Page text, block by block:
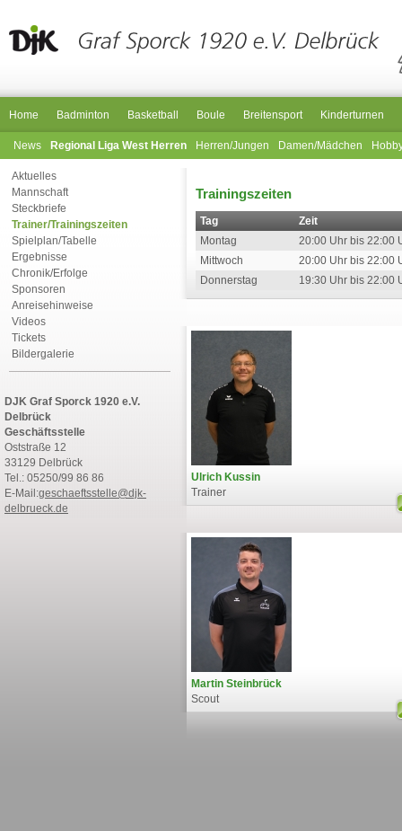
Home Badminton Basketball Boule Breitensport Kinderturnen
News Regional Liga West Herren Herren/Jungen Damen/Mädchen
Aktuelles
Mannschaft
Steckbriefe
Trainer/Trainingszeiten
Spielplan/Tabelle
Ergebnisse
Chronik/Erfolge
Sponsoren
Anreisehinweise
Videos
Tickets
Bildergalerie
DJK Graf Sporck 1920 e.V.
Delbrück
Geschäftsstelle
Oststraße 12
33129 Delbrück
Tel.: 05250/99 86 86
E-Mail:geschaeftsstelle@djk-
delbrueck.de
Trainingszeiten
Tag
Zeit
Montag
20:00 Uhr bis 22:00
Mittwoch
20:00 Uhr bis 22:00
Donnerstag
19:30 Uhr bis 22:00
Ulrich Kussin
Trainer
Martin Steinbrück
Scout